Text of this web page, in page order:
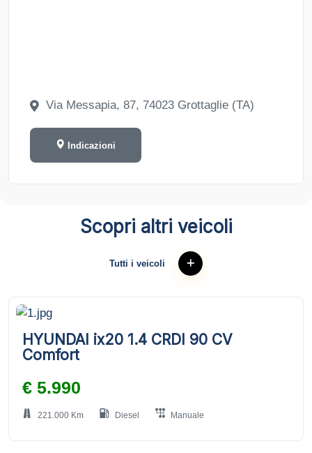
Via Messapia, 87, 74023 Grottaglie (TA)
Indicazioni
Scopri altri veicoli
Tutti i veicoli
HYUNDAI ix20 1.4 CRDI 90 CV
Comfort
€ 5.990
221.000 Km Diesel Manuale